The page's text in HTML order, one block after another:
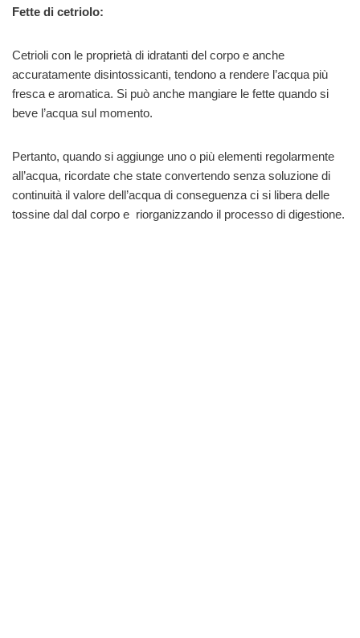
Fette di cetriolo:
Cetrioli con le proprietà di idratanti del corpo e anche
accuratamente disintossicanti, tendono a rendere l’acqua più
fresca e aromatica. Si può anche mangiare le fette quando si
beve l’acqua sul momento.
Pertanto, quando si aggiunge uno o più elementi regolarmente
all’acqua, ricordate che state convertendo senza soluzione di
continuità il valore dell’acqua di conseguenza ci si libera delle
tossine dal dal corpo e riorganizzando il processo di digestione.